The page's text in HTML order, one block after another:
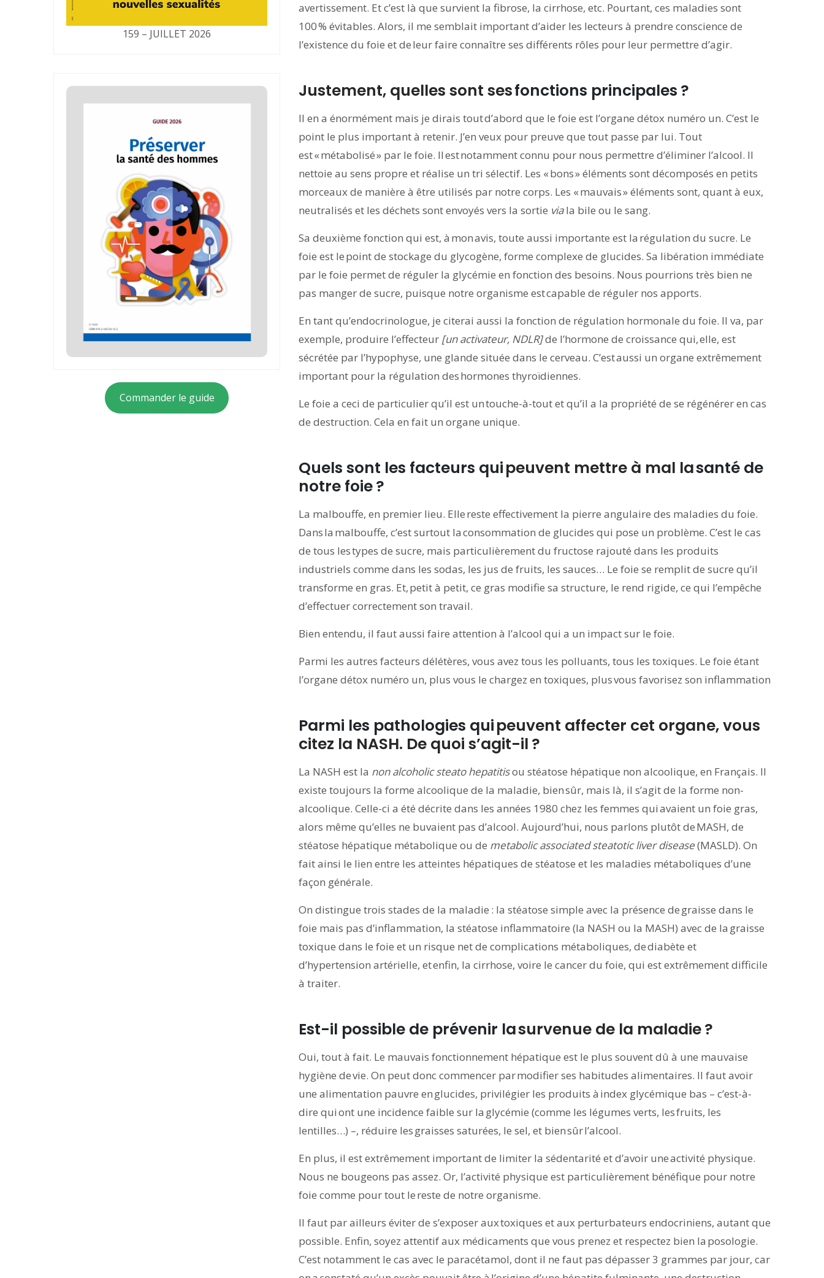
159 – JUILLET 2026
Commander le guide
avertissement. Et c’est là que survient la fibrose, la cirrhose, etc. Pourtant, ces maladies sont
100 % évitables. Alors, il me semblait important d’aider les lecteurs à prendre conscience de
l’existence du foie et de leur faire connaître ses différents rôles pour leur permettre d’agir.
Justement, quelles sont sesfonctions principales ?
Il en a énormément mais je dirais tout d’abord que le foie est l’organe détox numéro un. C’est le
point le plus important à retenir. J’en veux pour preuve que tout passe par lui. Tout
est « métabolisé » par le foie. Il est notamment connu pour nous permettre d’éliminer l’alcool. Il
nettoie au sens propre et réalise un tri sélectif. Les « bons » éléments sont décomposés en petits
morceaux de manière à être utilisés par notre corps. Les « mauvais » éléments sont, quant à eux,
neutralisés et les déchets sont envoyés vers la sortie viala bile ou le sang.
Sa deuxième fonction qui est, à mon avis, toute aussi importante est la régulation du sucre. Le
foie est le point de stockage du glycogène, forme complexe de glucides. Sa libération immédiate
par le foie permet de réguler la glycémie en fonction des besoins. Nous pourrions très bien ne
pas manger de sucre, puisque notre organisme est capable de réguler nos apports.
En tant qu’endocrinologue, je citerai aussi la fonction de régulation hormonale du foie. Il va, par
exemple, produire l’effecteur [un activateur, NDLR]de l’hormone de croissance qui, elle, est
sécrétée par l’hypophyse, une glande située dans le cerveau. C’est aussi un organe extrêmement
important pour la régulation des hormones thyroïdiennes.
Le foie a ceci de particulier qu’il est un touche-à-tout et qu’il a la propriété de se régénérer en cas
de destruction. Cela en fait un organe unique.
Quels sont les facteurs quipeuvent mettre à mal lasanté de
notre foie ?
La malbouffe, en premier lieu. Elle reste effectivement la pierre angulaire des maladies du foie.
Dans la malbouffe, c’est surtout la consommation de glucides qui pose un problème. C’est le cas
de tous les types de sucre, mais particulièrement du fructose rajouté dans les produits
industriels comme dans les sodas, les jus de fruits, les sauces… Le foie se remplit de sucre qu’il
transforme en gras. Et, petit à petit, ce gras modifie sa structure, le rend rigide, ce qui l’empêche
d’effectuer correctement son travail.
Bien entendu, il faut aussi faire attention à l’alcool qui a un impact sur le foie.
Parmi les autres facteurs délétères, vous avez tous les polluants, tous les toxiques. Le foie étant
l’organe détox numéro un, plus vous le chargez en toxiques, plus vous favorisez son inflammation
Parmi les pathologies quipeuvent affecter cet organe, vous
citez la NASH. De quoi s’agit-il ?
La NASH est la non alcoholic steato hepatitisou stéatose hépatique non alcoolique, en Français. Il
existe toujours la forme alcoolique de la maladie, bien sûr, mais là, il s’agit de la forme non-
alcoolique. Celle-ci a été décrite dans les années 1980 chez les femmes qui avaient un foie gras,
alors même qu’elles ne buvaient pas d’alcool. Aujourd’hui, nous parlons plutôt de MASH, de
stéatose hépatique métabolique ou de metabolic associated steatotic liver disease(MASLD). On
fait ainsi le lien entre les atteintes hépatiques de stéatose et les maladies métaboliques d’une
façon générale.
On distingue trois stades de la maladie : la stéatose simple avec la présence de graisse dans le
foie mais pas d’inflammation, la stéatose inflammatoire (la NASH ou la MASH) avec de la graisse
toxique dans le foie et un risque net de complications métaboliques, de diabète et
d’hypertension artérielle, et enfin, la cirrhose, voire le cancer du foie, qui est extrêmement difficile
à traiter.
Est-il possible de prévenir lasurvenue de la maladie ?
Oui, tout à fait. Le mauvais fonctionnement hépatique est le plus souvent dû à une mauvaise
hygiène de vie. On peut donc commencer par modifier ses habitudes alimentaires. Il faut avoir
une alimentation pauvre en glucides, privilégier les produits à index glycémique bas – c’est-à-
dire qui ont une incidence faible sur la glycémie (comme les légumes verts, les fruits, les
lentilles…) –, réduire les graisses saturées, le sel, et bien sûr l’alcool.
En plus, il est extrêmement important de limiter la sédentarité et d’avoir une activité physique.
Nous ne bougeons pas assez. Or, l’activité physique est particulièrement bénéfique pour notre
foie comme pour tout le reste de notre organisme.
Il faut par ailleurs éviter de s’exposer aux toxiques et aux perturbateurs endocriniens, autant que
possible. Enfin, soyez attentif aux médicaments que vous prenez et respectez bien la posologie.
C’est notamment le cas avec le paracétamol, dont il ne faut pas dépasser 3 grammes par jour, car